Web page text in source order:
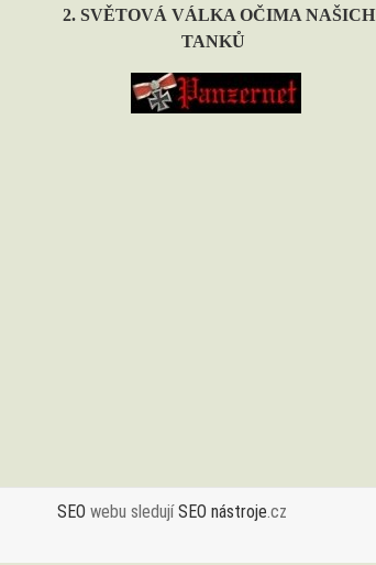
2. SVĚTOVÁ VÁLKA OČIMA NAŠICH
TANKŮ
SEO webu sledujíSEO nástroje.cz